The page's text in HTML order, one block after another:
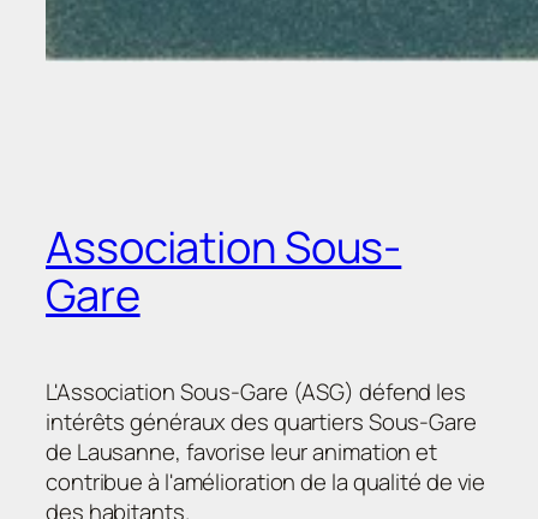
Association Sous-
Gare
L'Association Sous-Gare (ASG) défend les
intérêts généraux des quartiers Sous-Gare
de Lausanne, favorise leur animation et
contribue à l'amélioration de la qualité de vie
des habitants.